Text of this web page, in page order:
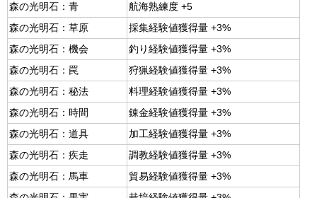
森の光明石：青
航海熟練度 +5
森の光明石：草原
採集経験値獲得量 +3%
森の光明石：機会
釣り経験値獲得量 +3%
森の光明石：罠
狩猟経験値獲得量 +3%
森の光明石：秘法
料理経験値獲得量 +3%
森の光明石：時間
錬金経験値獲得量 +3%
森の光明石：道具
加工経験値獲得量 +3%
森の光明石：疾走
調教経験値獲得量 +3%
森の光明石：馬車
貿易経験値獲得量 +3%